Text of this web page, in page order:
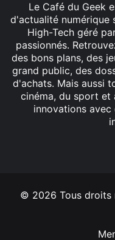
Le Café du Geek
d'actualité numérique
High-Tech géré
passionnés.
des bons plans, des
grand public, des
d'achats. Mais aussi
cinéma, du sport et
innovations
© 2026 Tous droits